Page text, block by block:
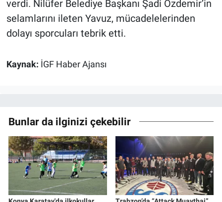
verdi. Nilüfer Belediye Başkanı Şadi Özdemir’in
selamlarını ileten Yavuz, mücadelelerinden
dolayı sporcuları tebrik etti.
Kaynak: İGF Haber Ajansı
Bunlar da ilginizi çekebilir